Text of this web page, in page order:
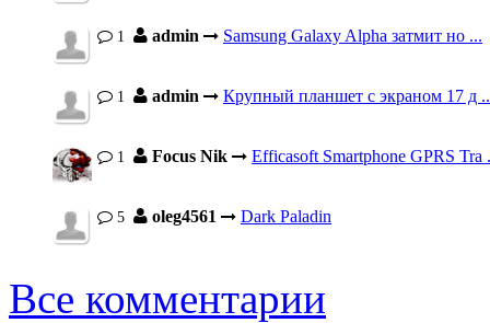
1 admin Samsung Galaxy Alpha затмит но ...
1 admin Крупный планшет с экраном 17 д
1 Focus Nik Efficasoft Smartphone GPRS Tra
5 oleg4561 Dark Paladin
Все комментарии